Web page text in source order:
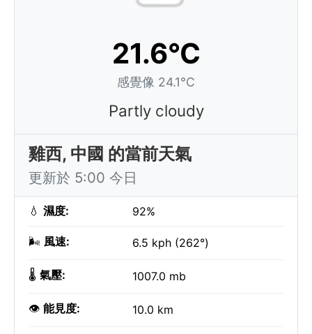
21.6°C
感覺像 24.1°C
Partly cloudy
雞西, 中國 的當前天氣
更新於 5:00 今日
💧 濕度: 92%
🌬️ 風速: 6.5 kph (262°)
🌡️ 氣壓: 1007.0 mb
👁️ 能見度: 10.0 km